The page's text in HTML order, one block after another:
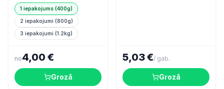
1 iepakojums (400g)
2 iepakojumi (800g)
3 iepakojumi (1.2kg)
no4,00 €
Grozā
5,03 €/ gab.
Grozā